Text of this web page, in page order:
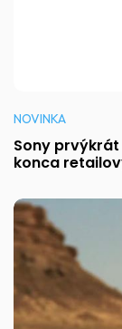
NOVINKA
Sony
konca